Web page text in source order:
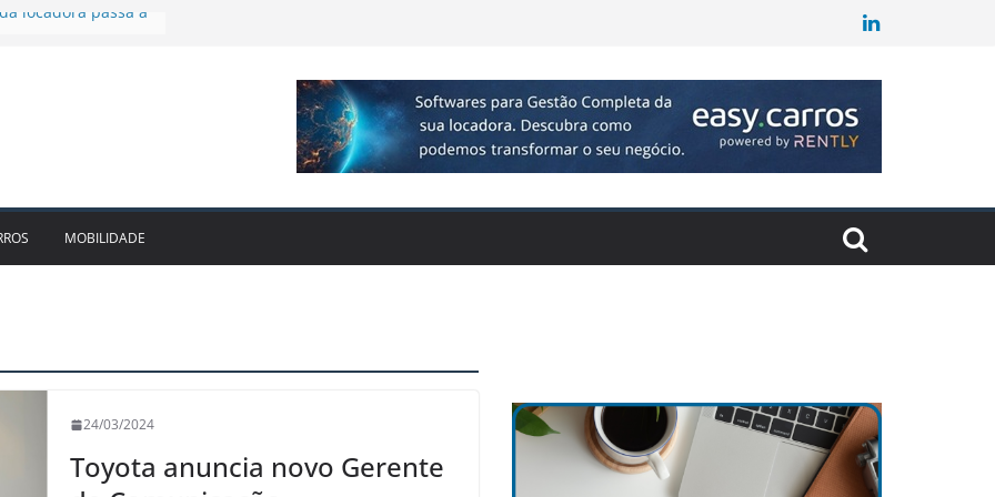
1bi no 2T26 e
de veículos
para o RJ e
leva Localiza
MOBILIDADE
24/03/2024
Toyota anuncia novo Gerente